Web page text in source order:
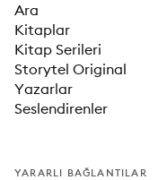
Ara
Kitaplar
Kitap Serileri
Storytel Original
Yazarlar
Seslendirenler
YARARLI BAĞLANTILAR